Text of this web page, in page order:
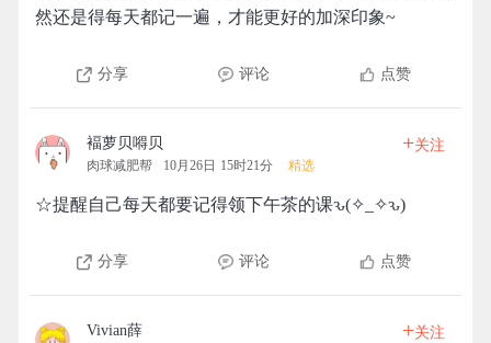
然还是得每天都记一遍，才能更好的加深印象~
分享 评论 点赞
褔萝贝嘚贝
肉球减肥帮 10月26日 15时21分 精选
+关注
☆提醒自己每天都要记得领下午茶的课ԅ(✧_✧ԅ)
分享 评论 点赞
Vivian薛 +关注